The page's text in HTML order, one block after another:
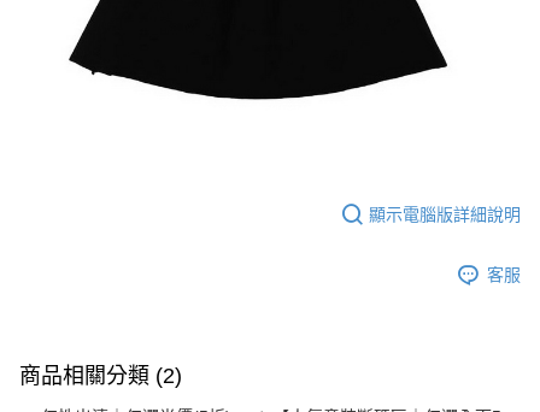
顯示電腦版詳細說明
客服
商品相關分類 (2)